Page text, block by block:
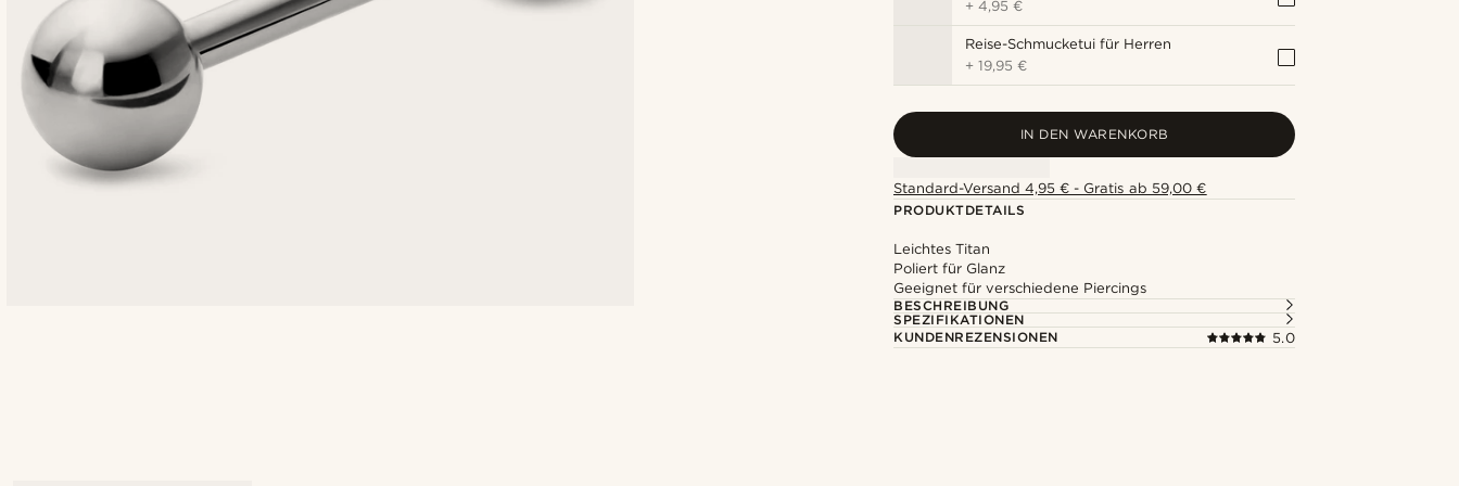
+4,95 €
Reise-Schmucketui für Herren
+19,95 €
IN DEN WARENKORB
Standard-Versand 4,95 € - Gratis ab 59,00 €
PRODUKTDETAILS
Leichtes Titan
Poliert für Glanz
Geeignet für verschiedene Piercings
BESCHREIBUNG
SPEZIFIKATIONEN
KUNDENREZENSIONEN
5.0